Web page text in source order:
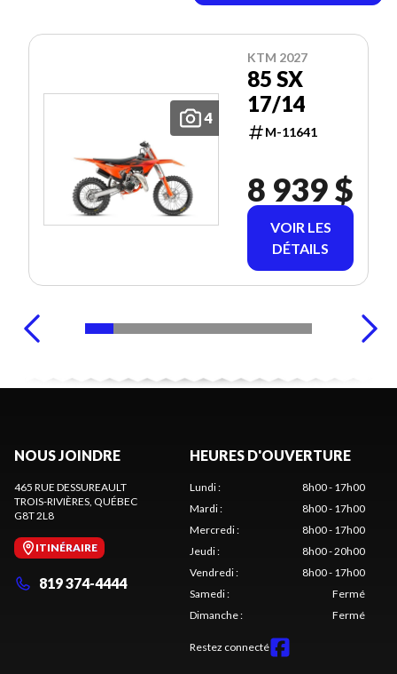
4
KTM 2027
85 SX
17/14
M-11641
8 939 $
VOIR LES
DÉTAILS
NOUS JOINDRE
465 RUE DESSUREAULT
TROIS-RIVIÈRES , QUÉBEC
G8T 2L8
ITINÉRAIRE
819 374-4444
HEURES D'OUVERTURE
Lundi:
8h00 - 17h00
Mardi:
8h00 - 17h00
Mercredi:
8h00 - 17h00
Jeudi:
8h00 - 20h00
Vendredi:
8h00 - 17h00
Samedi:
Fermé
Dimanche: Fermé
Restez connecté